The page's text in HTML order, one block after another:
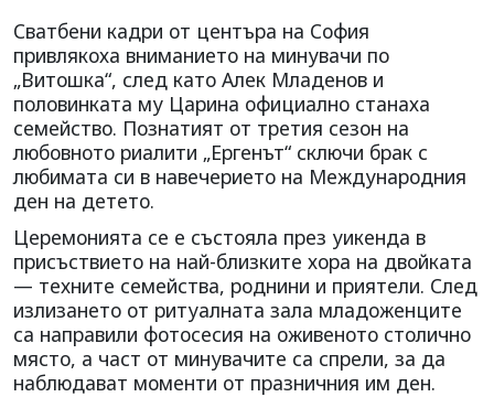
Сватбени кадри от центъра на София
привлякоха вниманието на минувачи по
„Витошка“, след като Алек Младенов и
половинката му Царина официално станаха
семейство. Познатият от третия сезон на
любовното риалити „Ергенът“ сключи брак с
любимата си в навечерието на Международния
ден на детето.
Церемонията се е състояла през уикенда в
присъствието на най-близките хора на двойката
— техните семейства, роднини и приятели. След
излизането от ритуалната зала младоженците
са направили фотосесия на оживеното столично
място, а част от минувачите са спрели, за да
наблюдават моменти от празничния им ден.